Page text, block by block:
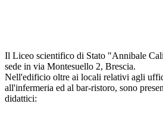
Il Liceo scientifico di Stato "Annibale
sede in via Montesuello 2, Brescia.
Nell'edificio oltre ai locali relativi agli
all'infermeria ed al bar-ristoro, sono
didattici: